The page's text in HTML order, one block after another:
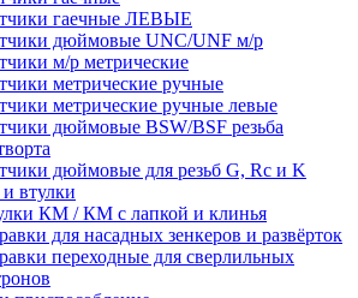
гаечные ЛЕВЫЕ
дюймовые UNC/UNF м/р
м/р метрические
метрические ручные
метрические ручные левые
дюймовые BSW/BSF резьба
дюймовые для резьб G, Rc и K
втулки
КМ / КМ с лапкой и клинья
для насадных зенкеров и развёрток
переходные для сверлильных